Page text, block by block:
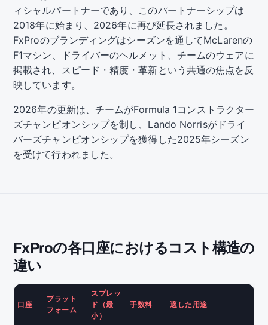
ィシャルパートナーであり、このパートナーシップは
2018年に始まり、2026年に再び延長されました。
FxProのブランディングはシーズンを通してMcLarenの
F1マシン、ドライバーのヘルメット、チームのウェアに
掲載され、スピード・精度・革新という共通の焦点を反
映しています。
2026年の更新は、チームがFormula 1コンストラクター
ズチャンピオンシップを制し、Lando Norrisがドライ
バーズチャンピオンシップを獲得した2025年シーズン
を受けて行われました。
FxProの各口座におけるコスト構造の
違い
口座
プラット
フォーム
スプレッ
ド（最
小）
手数料 適した用途